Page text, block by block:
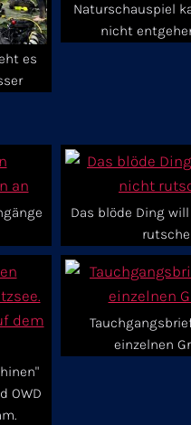
es
Naturschauspiel
nicht
Das blöde Ding
OWD
einzelnen